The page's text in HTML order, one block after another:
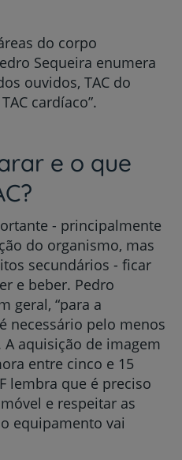
do corpo
Sequeira enumera
ouvidos, TAC do
cardíaco”.
e o que
- principalmente
do organismo, mas
secundários - ficar
e beber. Pedro
geral, “para a
necessário pelo menos
aquisição de imagem
entre cinco e 15
lembra que é preciso
e respeitar as
equipamento vai